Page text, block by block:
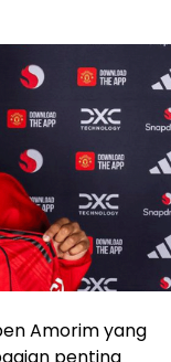
Amorim yang